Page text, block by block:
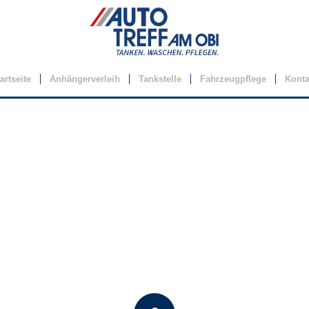
Anhängerverleih Tankstelle Fahrzeugpflege